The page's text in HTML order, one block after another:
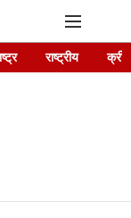
राष्ट्रीय